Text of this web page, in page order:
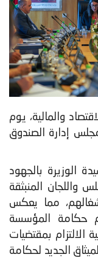
والمالية، يوم
2025، اجتماع مجلس إدارة الصندوق
الوزيرة بالجهود
واللجان المنبثقة
مما يعكس
حكامة المؤسسة
الالتزام بمقتضيات
الجديد لحكامة